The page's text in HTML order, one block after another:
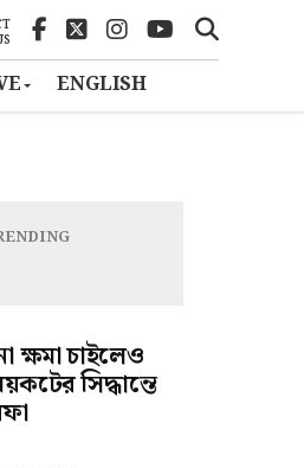
ENGLISH
ক্ষমা চাইলেও
সিদ্ধান্তে